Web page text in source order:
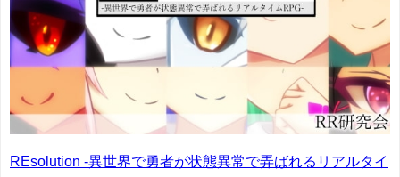
REsolution -異世界で勇者が状態異常で弄ばれるリアルタイ